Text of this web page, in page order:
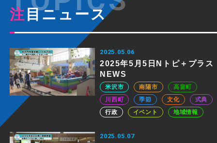
注目ニュース
2025.05.06
2025年5月5日Nトピ＋プラス
NEWS
米沢市 南陽市
高畠町
川西町
季節 文化
式典
行政
イベント 地域情報
2025.05.07